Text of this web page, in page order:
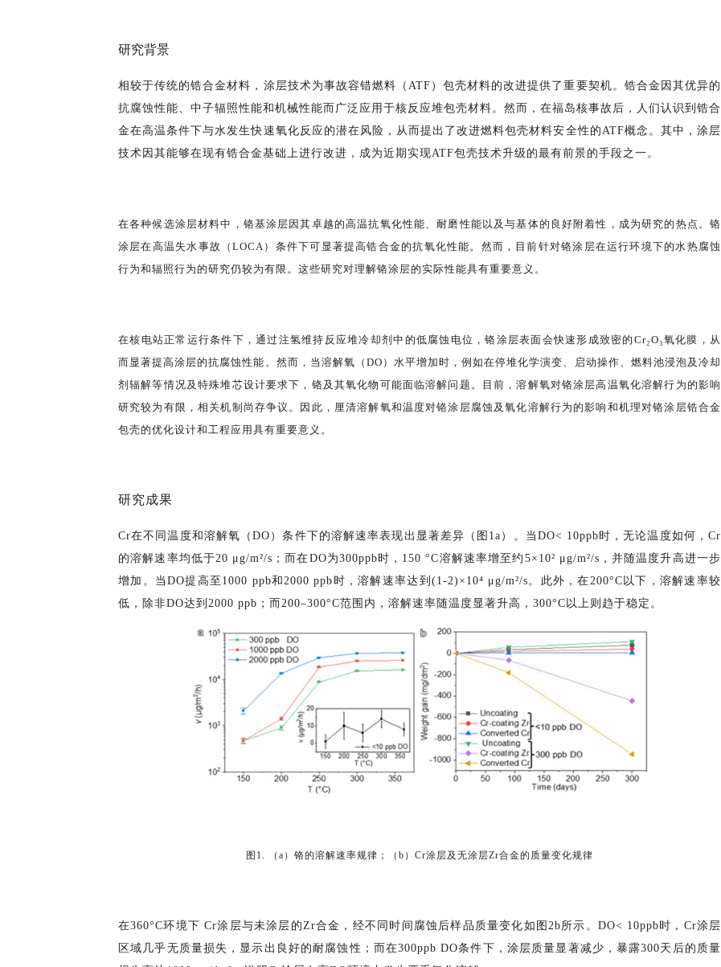
研究背景
相较于传统的锆合金材料，涂层技术为事故容错燃料（ATF）包壳材料的改进提供了重要契机。锆合金因其优异的
抗腐蚀性能、中子辐照性能和机械性能而广泛应用于核反应堆包壳材料。然而，在福岛核事故后，人们认识到锆合
金在高温条件下与水发生快速氧化反应的潜在风险，从而提出了改进燃料包壳材料安全性的ATF概念。其中，涂层
技术因其能够在现有锆合金基础上进行改进，成为近期实现ATF包壳技术升级的最有前景的手段之一。
在各种候选涂层材料中，铬基涂层因其卓越的高温抗氧化性能、耐磨性能以及与基体的良好附着性，成为研究的热点。铬
涂层在高温失水事故（LOCA）条件下可显著提高锆合金的抗氧化性能。然而，目前针对铬涂层在运行环境下的水热腐蚀
行为和辐照行为的研究仍较为有限。这些研究对理解铬涂层的实际性能具有重要意义。
在核电站正常运行条件下，通过注氢维持反应堆冷却剂中的低腐蚀电位，铬涂层表面会快速形成致密的Cr₂O₃氧化膜，从
而显著提高涂层的抗腐蚀性能。然而，当溶解氧（DO）水平增加时，例如在停堆化学演变、启动操作、燃料池浸泡及冷却
剂辐解等情况及特殊堆芯设计要求下，铬及其氧化物可能面临溶解问题。目前，溶解氧对铬涂层高温氧化溶解行为的影响
研究较为有限，相关机制尚存争议。因此，厘清溶解氧和温度对铬涂层腐蚀及氧化溶解行为的影响和机理对铬涂层锆合金
包壳的优化设计和工程应用具有重要意义。
研究成果
Cr在不同温度和溶解氧（DO）条件下的溶解速率表现出显著差异（图1a）。当DO< 10ppb时，无论温度如何，Cr
的溶解速率均低于20 μg/m²/s；而在DO为300ppb时，150 °C溶解速率增至约5×10² μg/m²/s，并随温度升高进一步
增加。当DO提高至1000 ppb和2000 ppb时，溶解速率达到(1-2)×10⁴ μg/m²/s。此外，在200°C以下，溶解速率较
低，除非DO达到2000 ppb；而200–300°C范围内，溶解速率随温度显著升高，300°C以上则趋于稳定。
图1. （a）铬的溶解速率规律；（b）Cr涂层及无涂层Zr合金的质量变化规律
在360°C环境下 Cr涂层与未涂层的Zr合金，经不同时间腐蚀后样品质量变化如图2b所示。DO< 10ppb时，Cr涂层
区域几乎无质量损失，显示出良好的耐腐蚀性；而在300ppb DO条件下，涂层质量显著减少，暴露300天后的质量